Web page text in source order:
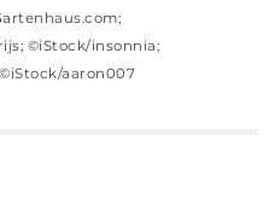
©iStock/insonnia;
aaron007